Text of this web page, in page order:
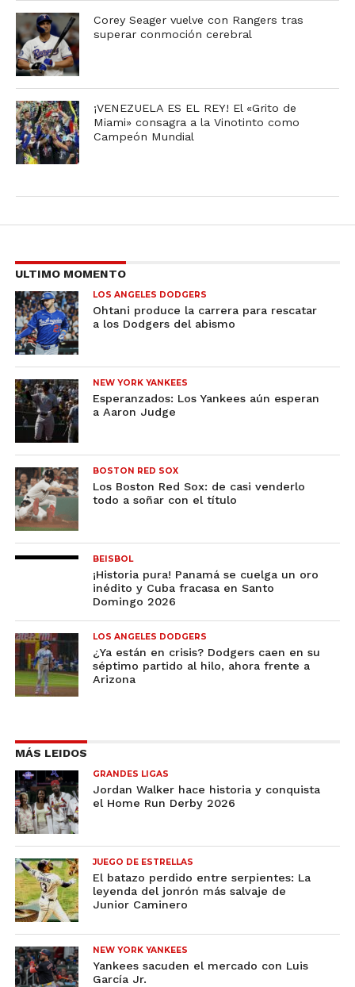
Corey Seager vuelve con Rangers tras
superar conmoción cerebral
¡VENEZUELA ES EL REY! El «Grito de
Miami» consagra a la Vinotinto como
Campeón Mundial
ULTIMO MOMENTO
LOS ANGELES DODGERS
Ohtani produce la carrera para rescatar
a los Dodgers del abismo
NEW YORK YANKEES
Esperanzados: Los Yankees aún esperan
a Aaron Judge
BOSTON RED SOX
Los Boston Red Sox: de casi venderlo
todo a soñar con el título
BEISBOL
¡Historia pura! Panamá se cuelga un oro
inédito y Cuba fracasa en Santo
Domingo 2026
LOS ANGELES DODGERS
¿Ya están en crisis? Dodgers caen en su
séptimo partido al hilo, ahora frente a
Arizona
MÁS LEIDOS
GRANDES LIGAS
Jordan Walker hace historia y conquista
el Home Run Derby 2026
JUEGO DE ESTRELLAS
El batazo perdido entre serpientes: La
leyenda del jonrón más salvaje de
Junior Caminero
NEW YORK YANKEES
Yankees sacuden el mercado con Luis
García Jr.